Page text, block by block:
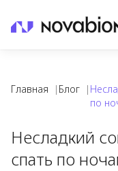
Главная | Блог |
по
Несладкий
спать по